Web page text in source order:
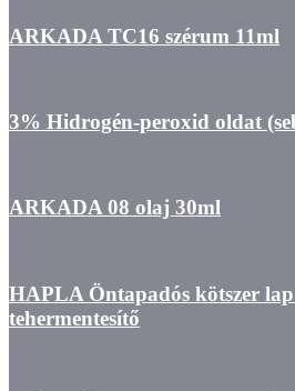
ARKADA TC16 szérum 11ml
3% Hidrogén-peroxid oldat
ARKADA 08 olaj 30ml
HAPLA Öntapadós kötszer
tehermentesítő